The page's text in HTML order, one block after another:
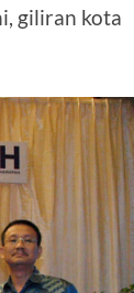
giliran kota